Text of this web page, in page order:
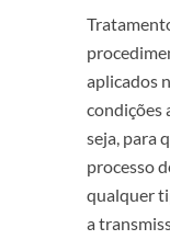
aplicados
condições
seja, para
processo
qualquer
a